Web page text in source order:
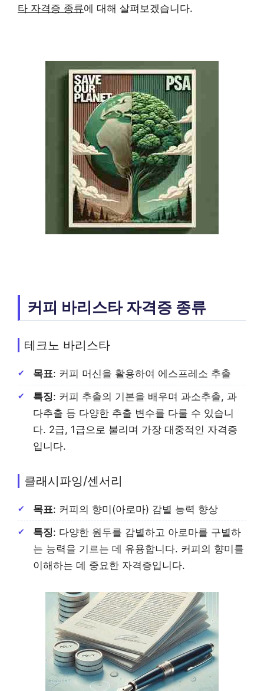
타 자격증 종류에 대해 살펴보겠습니다.
커피 바리스타 자격증 종류
테크노 바리스타
목표: 커피 머신을 활용하여 에스프레소 추출
특징: 커피 추출의 기본을 배우며 과소추출, 과
다추출 등 다양한 추출 변수를 다룰 수 있습니
다. 2급, 1급으로 불리며 가장 대중적인 자격증
입니다.
클래시파잉/센서리
목표: 커피의 향미(아로마) 감별 능력 향상
특징: 다양한 원두를 감별하고 아로마를 구별하
는 능력을 기르는 데 유용합니다. 커피의 향미를
이해하는 데 중요한 자격증입니다.